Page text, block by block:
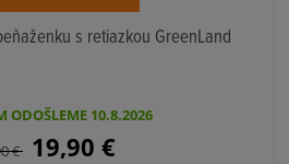
s retiazkou GreenLand
ODOŠLEME 10.8.2026
€ 19,90 €